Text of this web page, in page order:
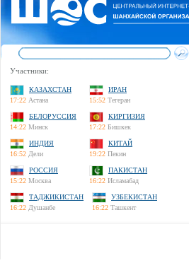
Участники:
КАЗАХСТАН
17:22 Астана
ИРАН
15:52 Тегеран
БЕЛОРУССИЯ
14:22 Минск
КИРГИЗИЯ
17:22 Бишкек
ИНДИЯ
16:52 Дели
КИТАЙ
19:22 Пекин
РОССИЯ
15:22 Москва
ПАКИСТАН
16:22 Исламабад
ТАДЖИКИСТАН
16:22 Душанбе
УЗБЕКИСТАН
16:22 Ташкент